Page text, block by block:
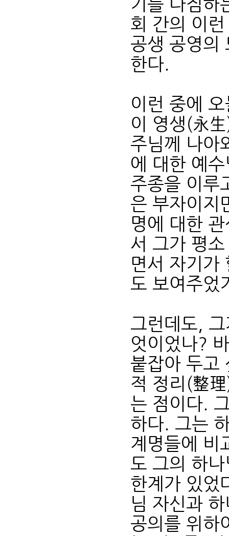
회 간의 이
공생 공영의
한다.
이런 중에
이 영생(永
주님께 나아
에 대한 예
주종을 이루
은 부자이지
명에 대한
서 그가 평
면서 자기가
도 보여주었
그런데도,
엇이었나?
붙잡아 두고
적 정리(整
는 점이다.
하다. 그는
계명들에 비
도 그의 하
한계가 있었
님 자신과
공의를 위하